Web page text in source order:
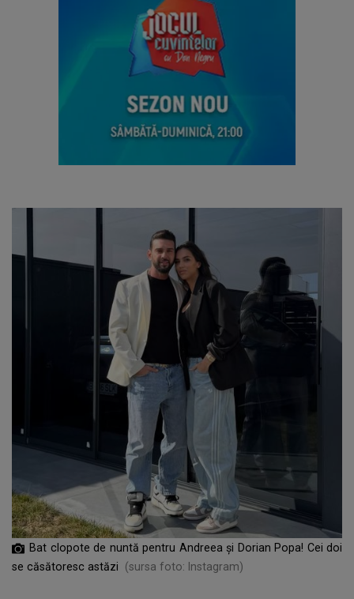
Bat clopote de nuntă pentru Andreea și Dorian Popa! Cei doi
se căsătoresc astăzi
(sursa foto: Instagram)